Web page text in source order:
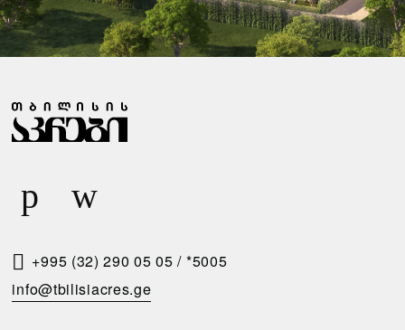
Ზ
Ა
Ი
Ს
Ო
Თ
+995 (32) 290 05 05 / *5005
info@tbilisiacres.ge